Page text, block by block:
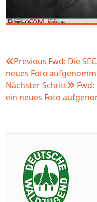
Previous Fwd: Die
neues Foto
Nächster Schritt
Fwd:
ein neues Foto